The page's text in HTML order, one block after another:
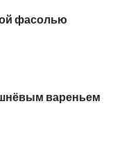
фасолью
вареньем